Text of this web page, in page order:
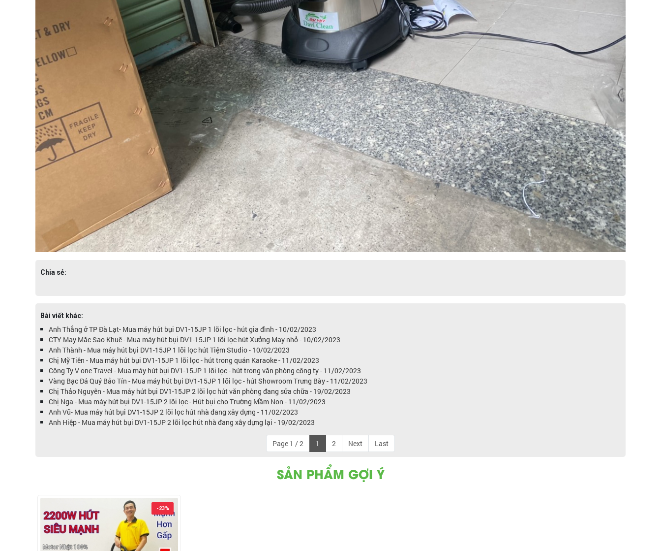
Chia sẻ:
Bài viết khác:
Anh Thắng ở TP Đà Lạt- Mua máy hút bụi DV1-15JP 1 lõi lọc - hút gia đình - 10/02/2023
CTY May Măc Sao Khuê - Mua máy hút bụi DV1-15JP 1 lõi lọc hút Xưởng May nhỏ - 10/02/2023
Anh Thành - Mua máy hút bụi DV1-15JP 1 lõi lọc hút Tiệm Studio - 10/02/2023
Chị Mỹ Tiên - Mua máy hút bụi DV1-15JP 1 lõi lọc - hút trong quán Karaoke - 11/02/2023
Công Ty V one Travel - Mua máy hút bụi DV1-15JP 1 lõi lọc - hút trong văn phòng công ty - 11/02/2023
Vàng Bạc Đá Quý Bảo Tín - Mua máy hút bụi DV1-15JP 1 lõi lọc - hút Showroom Trưng Bày - 11/02/2023
Chị Thảo Nguyên - Mua máy hút bụi DV1-15JP 2 lõi lọc hút văn phòng đang sửa chữa - 19/02/2023
Chị Nga - Mua máy hút bụi DV1-15JP 2 lõi lọc - Hút bụi cho Trường Mầm Non - 11/02/2023
Anh Vũ- Mua máy hút bụi DV1-15JP 2 lõi lọc hút nhà đang xây dựng - 11/02/2023
Anh Hiệp - Mua máy hút bụi DV1-15JP 2 lõi lọc hút nhà đang xây dựng lại - 19/02/2023
Page 1 / 2 1 2 Next Last
SẢN PHẨM GỢI Ý
-23%